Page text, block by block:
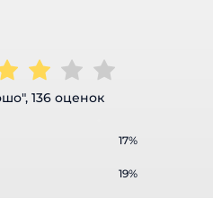
136 оценок
17%
19%